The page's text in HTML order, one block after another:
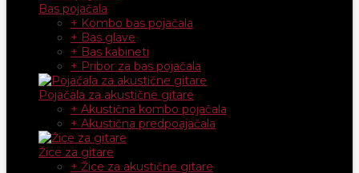
Bas pojačala
+ Kombo bas pojačala
+ Bas glave
+ Bas kabineti
+ Pribor za bas pojačala
Pojačala za akustične gitare
+ Akustična kombo pojačala
+ Akustična predpoajačala
Žice za gitare
+ Žice za akustične gitare